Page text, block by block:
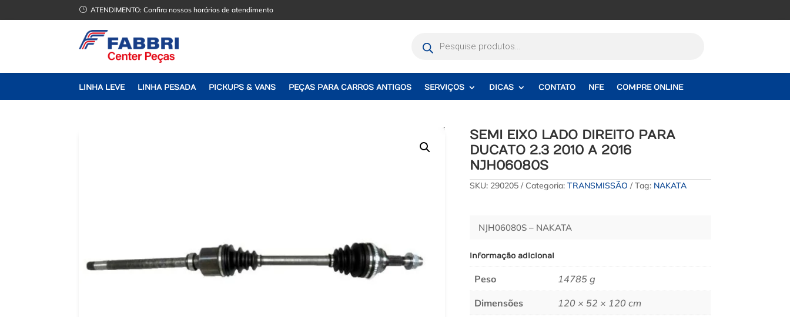
} ATENDIMENTO:Confira nossos horários de atendimento
produtos
LINHA LEVE LINHA PESADA PICKUPS & VANS PEÇAS PARA CARROS ANTIGOS SERVIÇOS DICAS CONTATO NFE COMPRE ONLINE
SEMI EIXO LADO DIREITO PARA
DUCATO 2.3 2010 A 2016
NJH06080S
SKU: 290205 Categoria: TRANSMISSÃO Tag: NAKATA
NJH06080S – NAKATA
Informação adicional
Peso 14785 g
Dimensões 120 × 52 × 120 cm